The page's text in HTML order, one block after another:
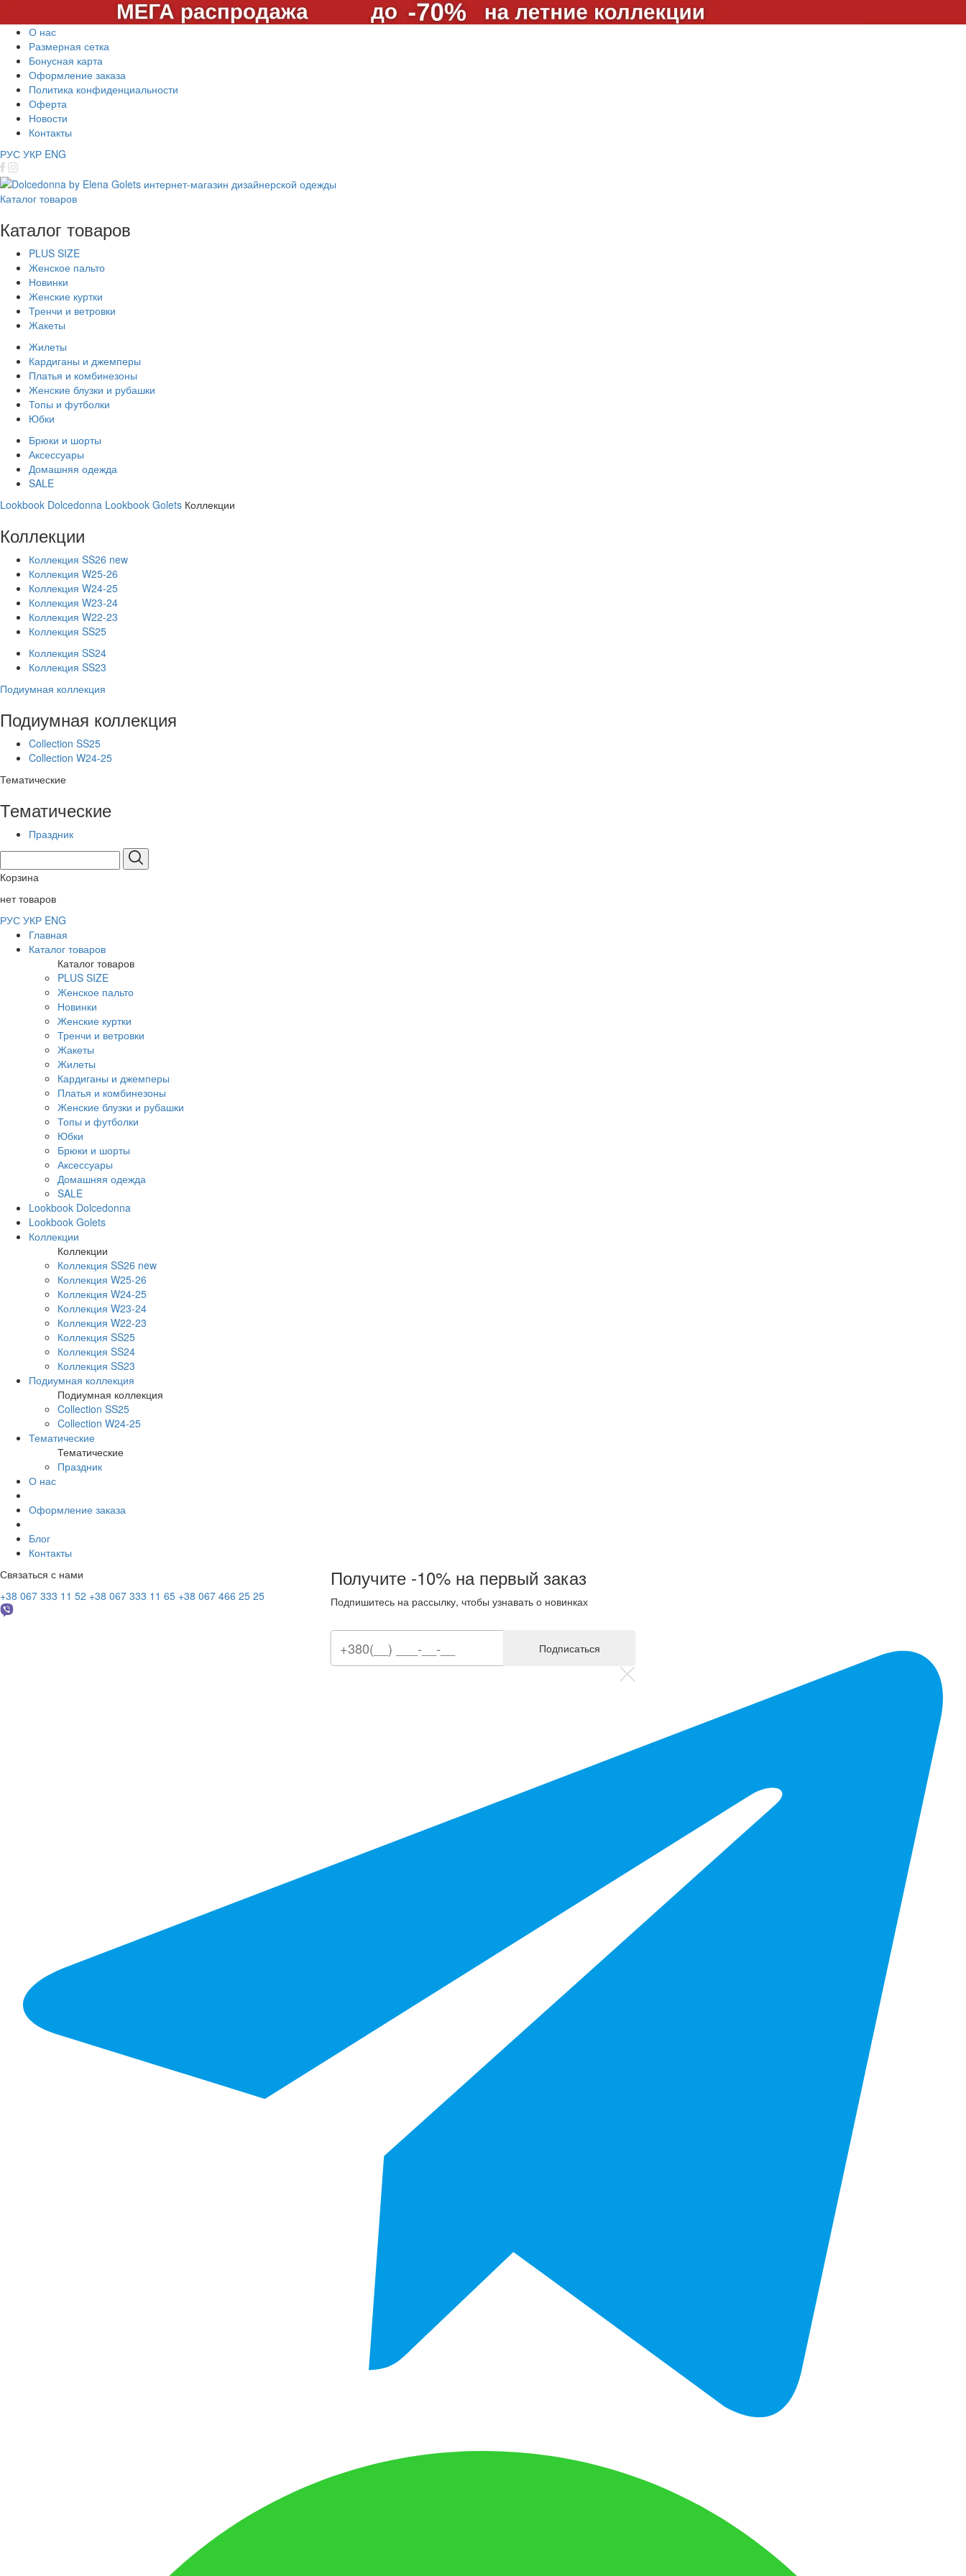
О нас
Размерная сетка
Бонусная карта
Оформление заказа
Политика конфиденциальности
Оферта
Новости
Контакты
РУС УКР ENG
Каталог товаров
Каталог товаров
PLUS SIZE
Женское пальто
Новинки
Женские куртки
Тренчи и ветровки
Жакеты
Жилеты
Кардиганы и джемперы
Платья и комбинезоны
Женские блузки и рубашки
Топы и футболки
Юбки
Брюки и шорты
Аксессуары
Домашняя одежда
SALE
Lookbook Dolcedonna Lookbook Golets Коллекции
Коллекции
Коллекция SS26 new
Коллекция W25-26
Коллекция W24-25
Коллекция W23-24
Коллекция W22-23
Коллекция SS25
Коллекция SS24
Коллекция SS23
Подиумная коллекция
Подиумная коллекция
Collection SS25
Collection W24-25
Тематические
Тематические
Праздник
Корзина
нет товаров
РУС УКР ENG
Главная
Каталог товаров
Каталог товаров
PLUS SIZE
Женское пальто
Новинки
Женские куртки
Тренчи и ветровки
Жакеты
Жилеты
Кардиганы и джемперы
Платья и комбинезоны
Женские блузки и рубашки
Топы и футболки
Юбки
Брюки и шорты
Аксессуары
Домашняя одежда
SALE
Lookbook Dolcedonna
Lookbook Golets
Коллекции
Коллекции
Коллекция SS26 new
Коллекция W25-26
Коллекция W24-25
Коллекция W23-24
Коллекция W22-23
Коллекция SS25
Коллекция SS24
Коллекция SS23
Подиумная коллекция
Подиумная коллекция
Collection SS25
Collection W24-25
Тематические
Тематические
Праздник
О нас
Оформление заказа
Блог
Контакты
Связаться с нами
+38 067 333 11 52 +38 067 333 11 65 +38 067 466 25 25
Получите -10% на первый заказ
Подпишитесь на рассылку, чтобы узнавать о новинках
Подписаться